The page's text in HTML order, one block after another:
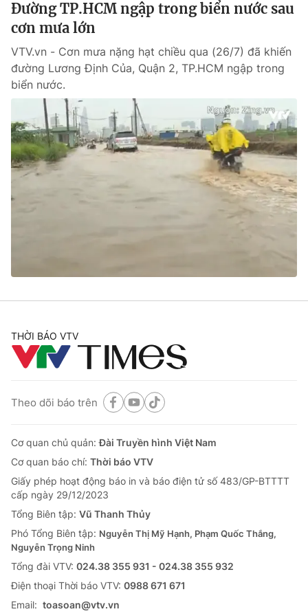
® Cấm sao chép dưới mọi hình thức nếu không có sự chấp
thuận bằng văn bản. Ghi rõ nguồn VTV.vn khi phát hành lại
thông tin từ website này.
Đường TP.HCM ngập trong biển nước sau
cơn mưa lớn
VTV.vn - Cơn mưa nặng hạt chiều qua (26/7) đã khiến
đường Lương Định Của, Quận 2, TP.HCM ngập trong
biển nước.
THỜI BÁO VTV
Theo dõi báo trên
Cơ quan chủ quản:Đài Truyền hình Việt Nam
Cơ quan báo chí: Thời báo VTV
Giấy phép hoạt động báo in và báo điện tử số 483/GP-BTTTT
cấp ngày 29/12/2023
Tổng Biên tập: Vũ Thanh Thủy
Phó Tổng Biên tập: Nguyễn Thị Mỹ Hạnh, Phạm Quốc Thắng,
Nguyễn Trọng Ninh
Tổng đài VTV: 024.38 355 931 - 024.38 355 932
Ðiện thoại Thời báo VTV: 0988 671 671
Email: toasoan@vtv.vn